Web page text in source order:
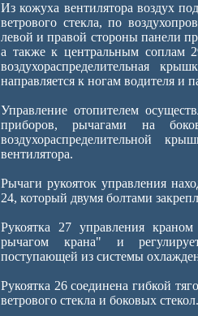
Из кожуха вентилятора воздух
ветрового стекла, по
левой и правой стороны панели
а также к центральным соплам
воздухораспределительная
направляется к ногам водителя и
Управление отопителем
приборов, рычагами на
воздухораспределительной
вентилятора.
Рычаги рукояток управления
24, который двумя болтами
Рукоятка 27 управления
рычагом крана" и
поступающей из системы
Рукоятка 26 соединена гибкой
ветрового стекла и боковых стекол.